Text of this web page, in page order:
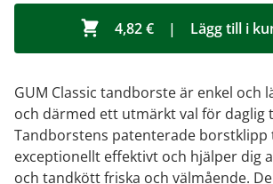
4,82 € | Lägg till i
GUM Classic tandborste är enkel och
och därmed ett utmärkt val för daglig
Tandborstens patenterade
exceptionellt effektivt och hjälper dig
och tandkött friska och välmående.